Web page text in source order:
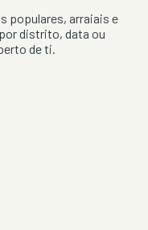
populares, arraiais e
distrito, data ou
de ti.